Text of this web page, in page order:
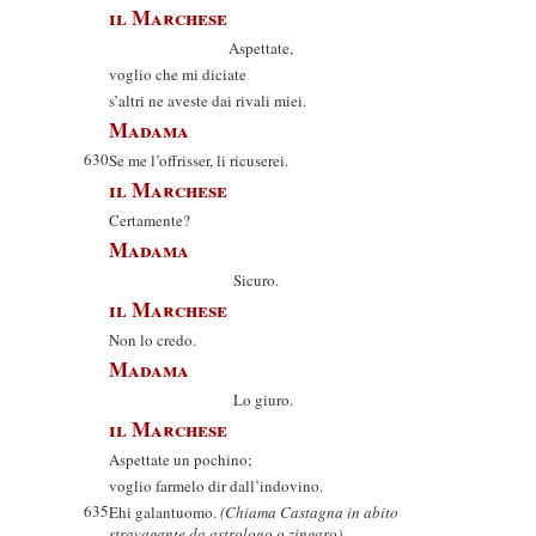
il Marchese
Aspettate,
voglio che mi diciate
s’altri ne aveste dai rivali miei.
Madama
630Se me l’offrisser, li ricuserei.
il Marchese
Certamente?
Madama
Sicuro.
il Marchese
Non lo credo.
Madama
Lo giuro.
il Marchese
Aspettate un pochino;
voglio farmelo dir dall’indovino.
635Ehi galantuomo.(Chiama Castagna in abito